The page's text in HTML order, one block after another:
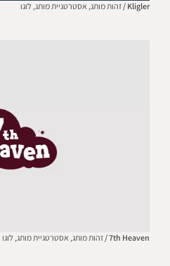
Kligler / זהות מותג, אסטרטגיית מותג, לוגו
7th Heaven / זהות מותג, אסטרטגיית מותג, לוגו